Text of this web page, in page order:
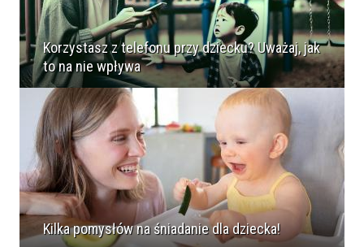
Korzystasz z telefonu przy dziecku? Uważaj, jak
to na nie wpływa
Kilka pomysłów na śniadanie dla dziecka!